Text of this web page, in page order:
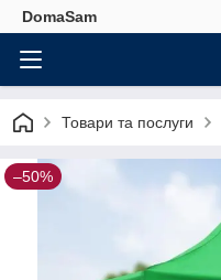
DomaSam
Товари та послуги
–50%